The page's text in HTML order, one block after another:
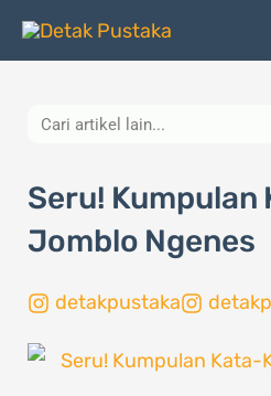
Lewati
Search
Seru! Kumpulan
Jomblo Ngenes
detakpustaka